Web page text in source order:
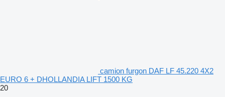
camion furgon DAF LF 45.220 4X2
EURO 6 + DHOLLANDIA LIFT 1500 KG
20